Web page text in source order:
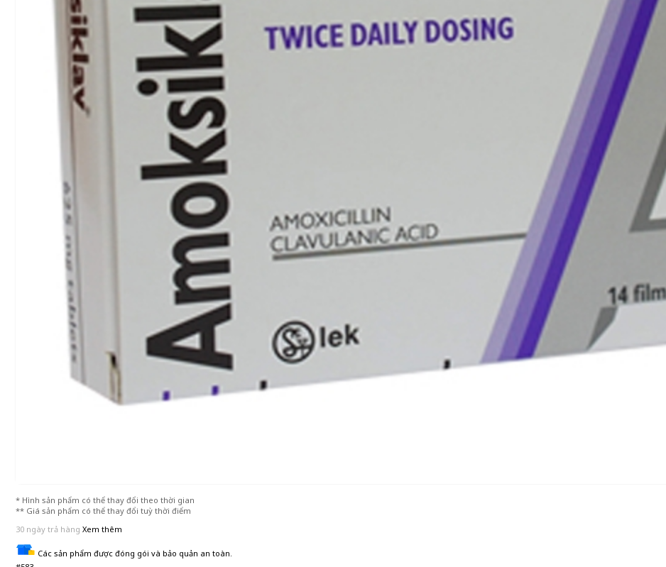
* Hình sản phẩm có thể thay đổi theo thời gian
** Giá sản phẩm có thể thay đổi tuỳ thời điểm
30 ngày trả hàng Xem thêm
Các sản phẩm được đóng gói và bảo quản an toàn.